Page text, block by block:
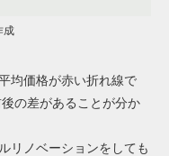
成
均価格が赤い折れ線で
の差があることが分か
リノベーションをしても